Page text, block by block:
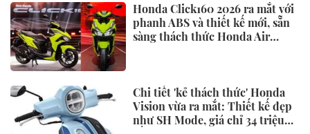
Honda Click160 2026 ra mắt với
phanh ABS và thiết kế mới, sẵn
sàng thách thức Honda Air
Chi tiết 'kẻ thách thức' Honda
Vision vừa ra mắt: Thiết kế đẹp
như SH Mode, giá chỉ 34 triệu